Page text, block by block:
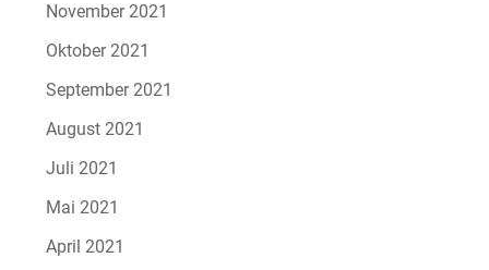
November 2021
Oktober 2021
September 2021
August 2021
Juli 2021
Mai 2021
April 2021